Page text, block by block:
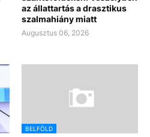
az állattartás a drasztikus
szalmahiány miatt
Augusztus 06, 2026
BELFÖLD